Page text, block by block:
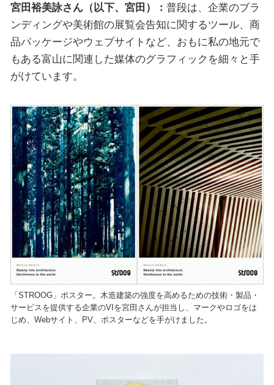
宮田裕美詠さん（以下、宮田）： 普段は、企業のブラ
ンディングや美術館の展覧会告知に関するツール、商
品パッケージやウェブサイトなど、おもに私の地元で
もある富山に関連した媒体のグラフィックを細々と手
がけています。
「STROOG」ポスター。木造建築の強度を高めるための技術・製品・
サービスを提供する企業のVIを宮田さんが担当し、マークやロゴをは
じめ、Webサイト、PV、ポスターなどを手がけました。